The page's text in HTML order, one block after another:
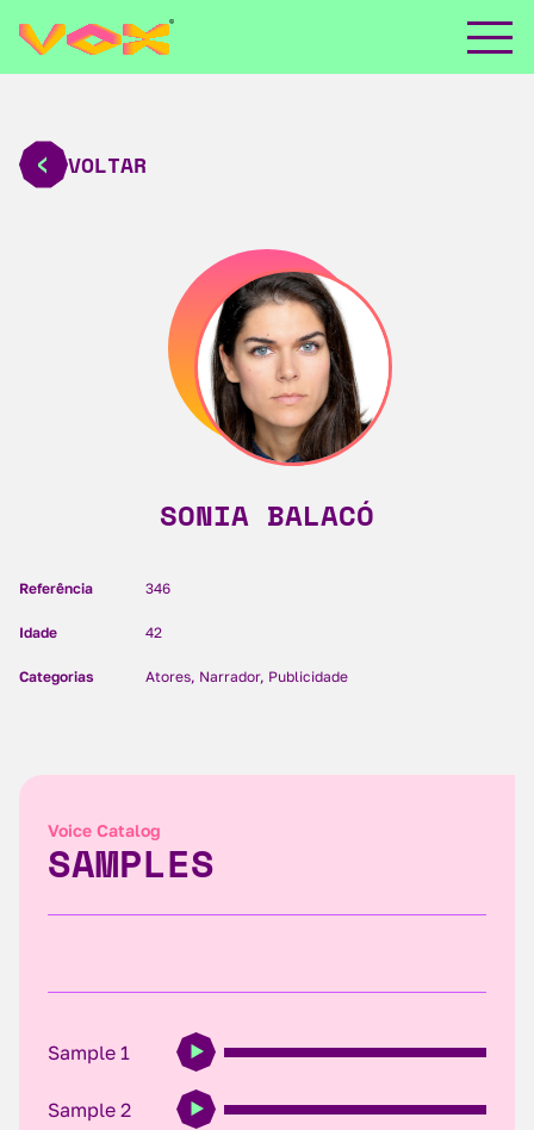
VOLTAR
SONIA BALACÓ
Referência 346
Idade 42
Categorias Atores, Narrador, Publicidade
Voice Catalog
SAMPLES
Sample 1
Sample 2